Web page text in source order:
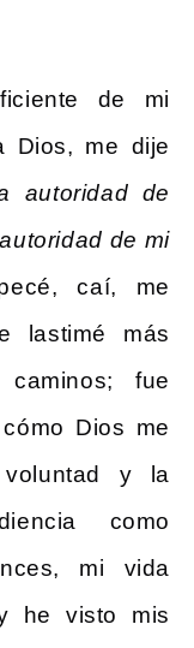
de mi
Dios, me dije
autoridad de
de mi
caí, me
lastimé más
fue
Dios me
y la
como
mi vida
he visto mis